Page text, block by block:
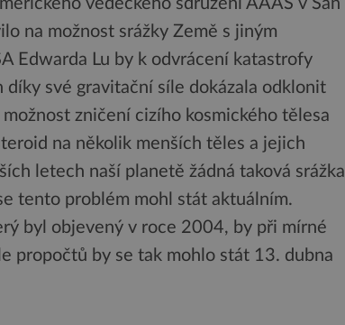
vědeckého sdružení AAAS v San
na možnost srážky Země s jiným
Edwarda Lu by k odvrácení katastrofy
díky své gravitační síle dokázala odklonit
zničení cizího kosmického tělesa
na několik menších těles a jejich
letech naší planetě žádná taková srážka
tento problém mohl stát aktuálním.
byl objevený v roce 2004, by při mírné
propočtů by se tak mohlo stát 13. dubna